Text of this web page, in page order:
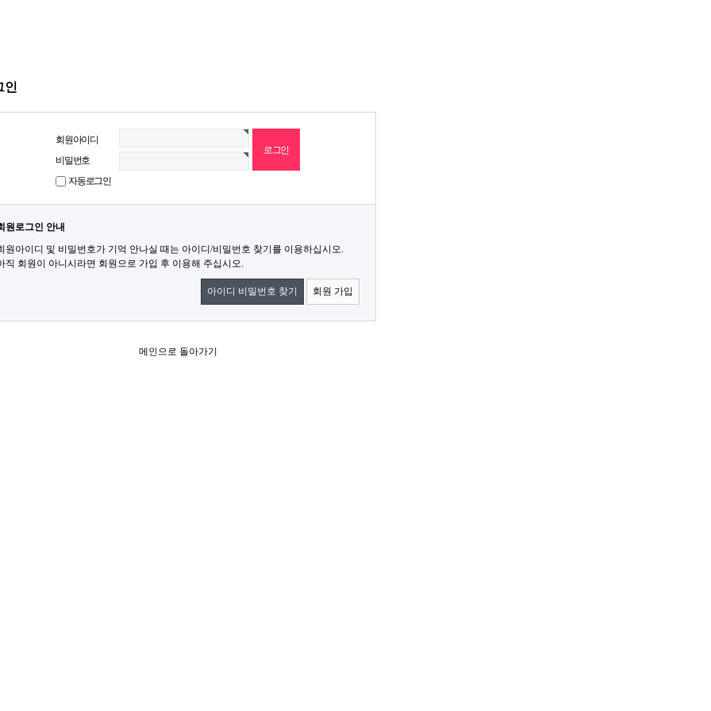
인
회원아이디
비밀번호
자동로그인
원로그인 안내
원아이디 및 비밀번호가 기억 안나실 때는 아이디/비밀번호 찾기를 이용하십시오.
직 회원이 아니시라면 회원으로 가입 후 이용해 주십시오.
아이디 비밀번호 찾기 회원 가입
메인으로 돌아가기